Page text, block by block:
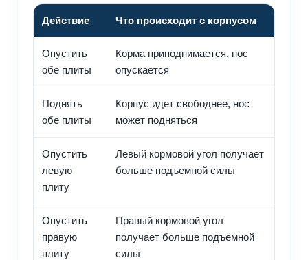
Действие Что происходит с корпусом
Опустить
обе плиты
Корма приподнимается, нос
опускается
Поднять
обе плиты
Корпус идет свободнее, нос
может подняться
Опустить
левую
плиту
Левый кормовой угол получает
больше подъемной силы
Опустить
правую
плиту
Правый кормовой угол
получает больше подъемной
силы